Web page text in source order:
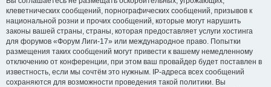
клеветнических сообщений, порнографических сообщений, призывов к
национальной розни и прочих сообщений, которые могут нарушить
законы вашей страны, страны, которая предоставляет услуги хостинга
для форумов «Форум Лиги-17» или международное право. Попытки
размещения таких сообщений могут привести к вашему немедленному
отключению от конференции, при этом ваш провайдер будет поставлен в
известность, если мы сочтём это нужным. IP-адреса всех сообщений
сохраняются для возможности проведения такой политики. Вы